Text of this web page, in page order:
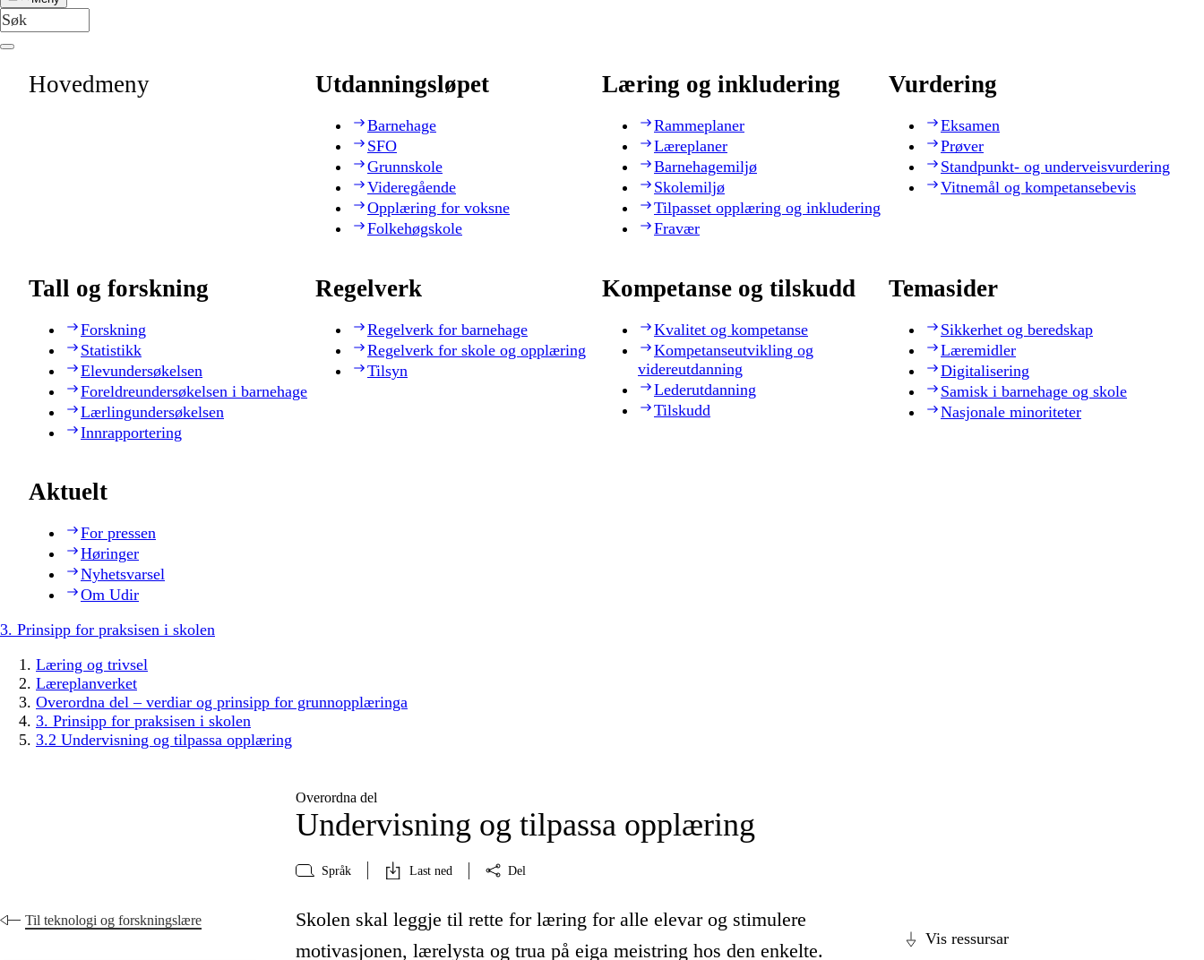
Hovedmeny Utdanningsløpet
Barnehage
SFO
Grunnskole
Videregående
Opplæring for voksne
Folkehøgskole
Læring og inkludering
Rammeplaner
Læreplaner
Barnehagemiljø
Skolemiljø
Tilpasset opplæring og inkludering
Fravær
Vurdering
Eksamen
Prøver
Standpunkt- og underveisvurdering
Vitnemål og kompetansebevis
Tall og forskning
Forskning
Statistikk
Elevundersøkelsen
Foreldreundersøkelsen i barnehage
Lærlingundersøkelsen
Innrapportering
Regelverk
Regelverk for barnehage
Regelverk for skole og opplæring
Tilsyn
Kompetanse og tilskudd
Kvalitet og kompetanse
Kompetanseutvikling og
videreutdanning
Lederutdanning
Tilskudd
Temasider
Sikkerhet og beredskap
Læremidler
Digitalisering
Samisk i barnehage og skole
Nasjonale minoriteter
Aktuelt
For pressen
Høringer
Nyhetsvarsel
Om Udir
3. Prinsipp for praksisen i skolen
Læring og trivsel
Læreplanverket
Overordna del – verdiar og prinsipp for grunnopplæringa
3. Prinsipp for praksisen i skolen
3.2 Undervisning og tilpassa opplæring
Overordna del
Undervisning og tilpassa opplæring
Språk Last ned Del
Til teknologi og forskningslære
Vis ressursar
Skolen skal leggje til rette for læring for alle elevar og stimulere
motivasjonen, lærelysta og trua på eiga meistring hos den enkelte.